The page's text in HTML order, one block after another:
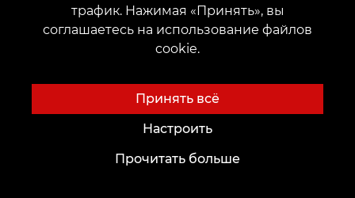
Будущим Мастерам
Академия
Идеи для Тату
Тату-шрифты онлайн
Авторские эскизы
Каталог эскизов
трафик. Нажимая «Принять», вы
соглашаетесь на использование файлов
cookie.
Принять всё
Настроить
Прочитать больше